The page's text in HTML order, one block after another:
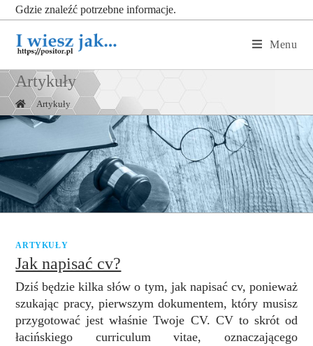
Gdzie znaleźć potrzebne informacje.
Menu
Artykuły
| Artykuły
ARTYKUŁY
Jak napisać cv?
Dziś będzie kilka słów o tym, jak napisać cv, ponieważ
szukając pracy, pierwszym dokumentem, który musisz
przygotować jest właśnie Twoje CV. CV to skrót od
łacińskiego curriculum vitae, oznaczającego